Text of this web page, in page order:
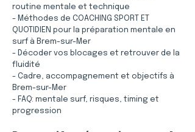
routine mentale et technique
- Méthodes de COACHING SPORT ET
QUOTIDIEN pour la préparation mentale en
surf à Brem-sur-Mer
- Décoder vos blocages et retrouver de la
fluidité
- Cadre, accompagnement et objectifs à
Brem-sur-Mer
- FAQ: mentale surf, risques, timing et
progression